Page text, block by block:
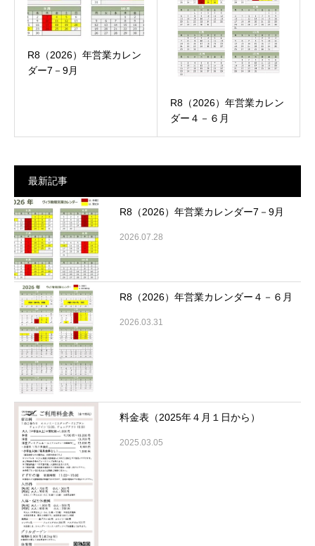
R8（2026）年営業カレン
ダー7－9月
R8（2026）年営業カレン
ダー４－６月
最新記事
R8（2026）年営業カレンダー7－9月
2026.07.28
R8（2026）年営業カレンダー４－６月
2026.03.31
料金表（2025年４月１日から）
2025.03.05